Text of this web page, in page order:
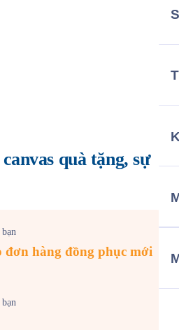
quà tặng, sự
đơn hàng đồng phục mới